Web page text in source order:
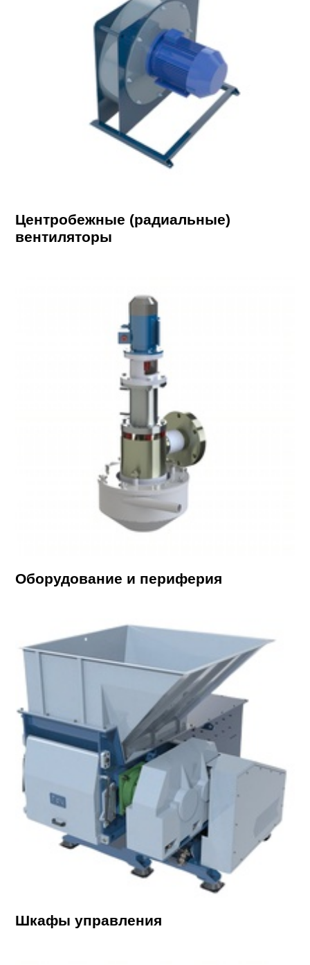
Центробежные (радиальные)
вентиляторы
Оборудование и периферия
Шкафы управления